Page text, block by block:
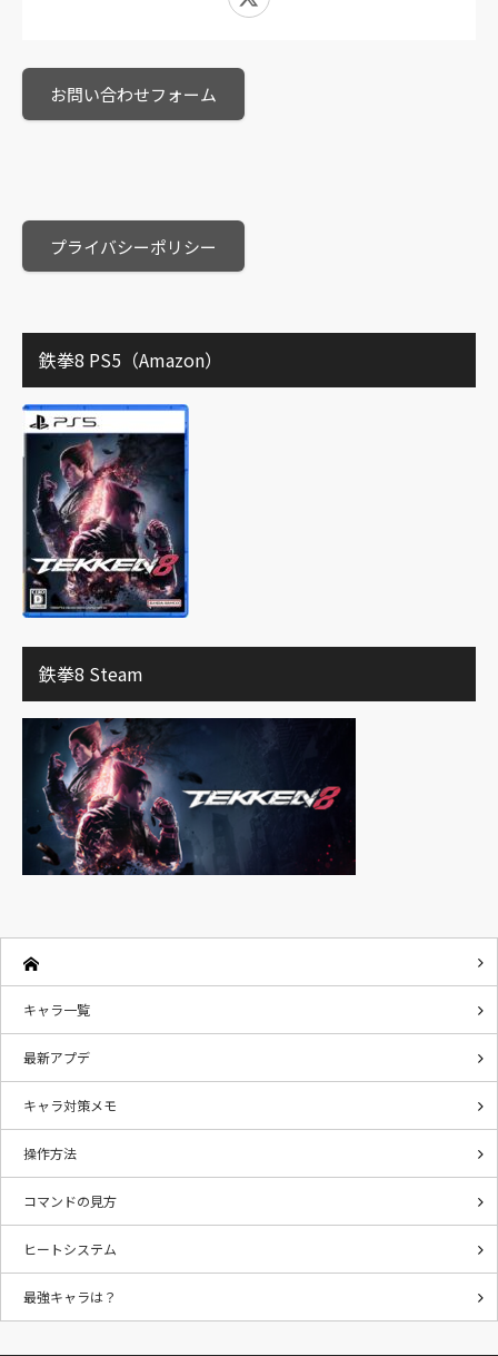
お問い合わせフォーム
プライバシーポリシー
鉄拳8 PS5（Amazon）
鉄拳8 Steam
キャラ一覧
最新アプデ
キャラ対策メモ
操作方法
コマンドの見方
ヒートシステム
最強キャラは？